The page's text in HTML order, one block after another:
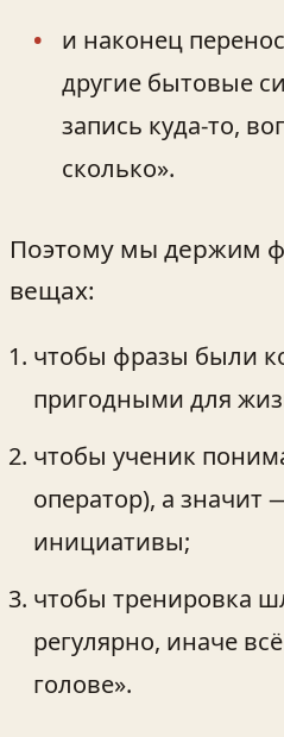
и наконец
другие бытовые
запись куда-то,
сколько».
Поэтому мы держим
вещах:
чтобы фразы были
пригодными для
чтобы ученик
оператор), а значит
инициативы;
чтобы тренировка
регулярно, иначе
голове».